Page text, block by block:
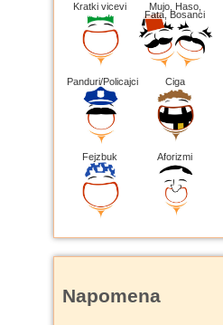
Kratki vicevi Mujo, Haso,
Fata, Bosanci
Panduri/Policajci Ciga
Fejzbuk Aforizmi
Napomena